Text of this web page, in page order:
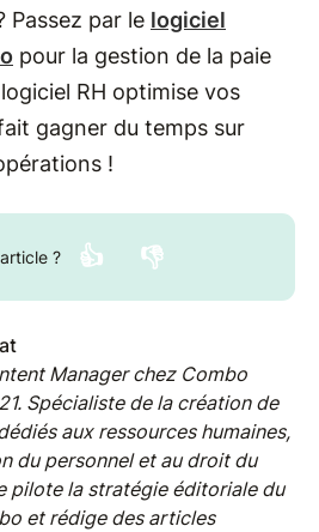
Passez par le logiciel
pour la gestion de la paie
RH optimise vos
gagner du temps sur
!
? 👍 👎
Manager chez Combo
Spécialiste de la création de
aux ressources humaines,
du personnel et au droit du
pilote la stratégie éditoriale du
et rédige des articles